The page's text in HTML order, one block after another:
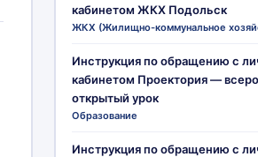
кабинетом ЖКХ Подольск
ЖКХ (Жилищно-коммунальное
Инструкция по обращению с
кабинетом Проектория —
открытый урок
Образование
Инструкция по обращению с